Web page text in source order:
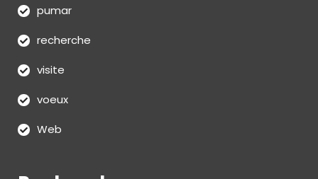
pumar
recherche
visite
voeux
Web